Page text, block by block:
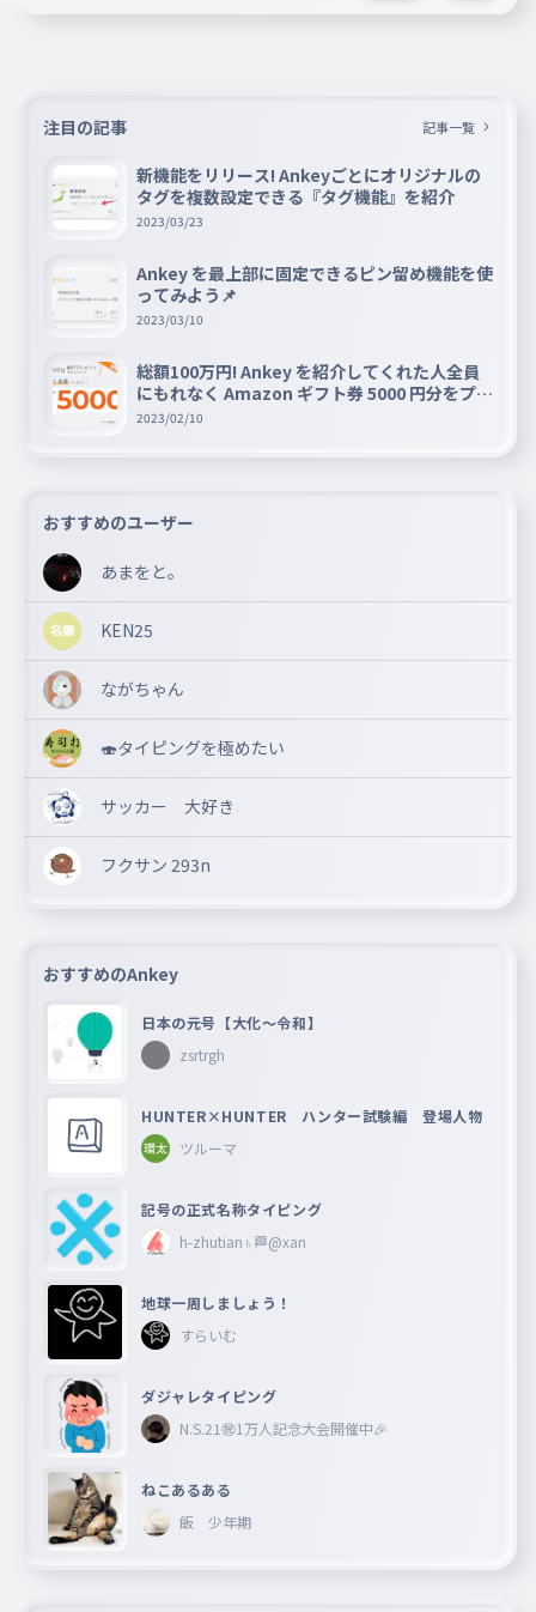
注目の記事 記事一覧
新機能をリリース! Ankeyごとにオリジナルの
タグを複数設定できる『タグ機能』を紹介
2023/03/23
Ankey を最上部に固定できるピン留め機能を使
ってみよう📌
2023/03/10
総額100万円! Ankey を紹介してくれた人全員
にもれなく Amazon ギフト券 5000 円分をプレ
ゼントキャンペーン!!
2023/02/10
おすすめのユーザー
あまをと。
KEN25
ながちゃん
🍣タイピングを極めたい
サッカー 大好き
フクサン 293n
おすすめのAnkey
日本の元号【大化〜令和】
zsrtrgh
HUNTER×HUNTER ハンター試験編 登場人物
ツルーマ
記号の正式名称タイピング
h-zhutian♄🏁@xan
地球一周しましょう！
すらいむ
ダジャレタイピング
N.S.21㊗︎1万人記念大会開催中🎉
ねこあるある
飯 少年期